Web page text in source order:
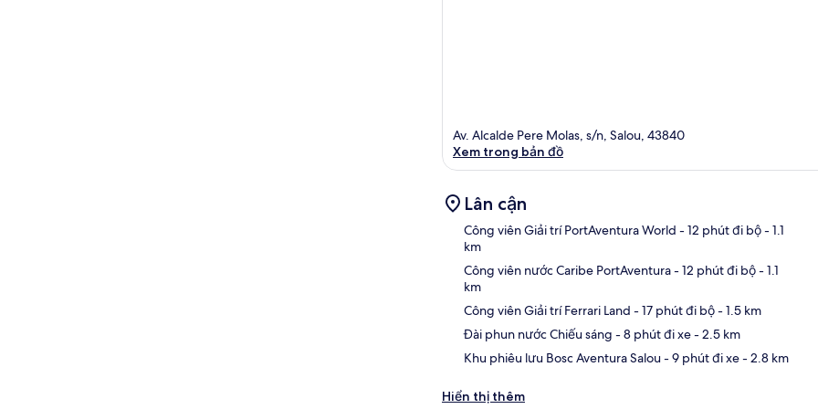
Av. Alcalde Pere Molas, s/n, Salou, 43840
Xem trong bản đồ
Lân cận
Công viên Giải trí PortAventura World - 12 phút đi bộ- 1.1
km
Công viên nước Caribe PortAventura- 12 phút đi bộ- 1.1
km
Công viên Giải trí Ferrari Land - 17 phút đi bộ- 1.5 km
Đài phun nước Chiếu sáng - 8 phút đi xe- 2.5 km
Khu phiêu lưu Bosc Aventura Salou- 9 phút đi xe- 2.8 km
Hiển thị thêm